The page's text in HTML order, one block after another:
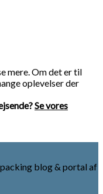
mere. Om det er til
oplevelser der
Se vores
blog & portal af